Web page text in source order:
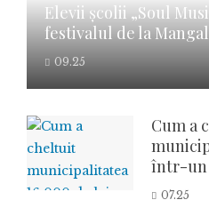
Elevii școlii „Soul
festivalul de la
09.25
Cum a
într-un
07.25